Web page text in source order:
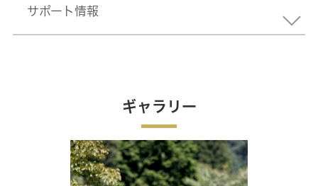
サポート情報
ギャラリー